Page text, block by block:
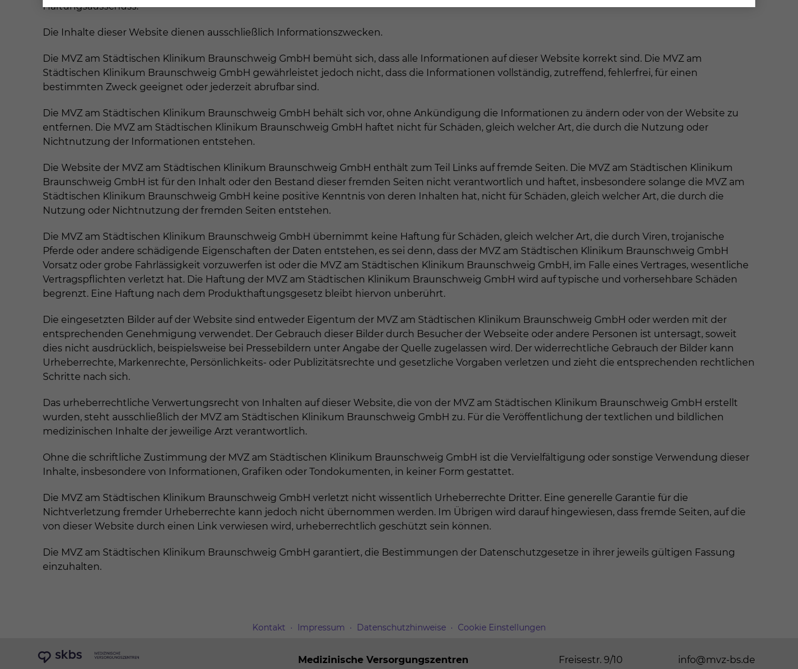
Haftungsausschuss:
Die Inhalte dieser Website dienen ausschließlich Informationszwecken.
Die MVZ am Städtischen Klinikum Braunschweig GmbH bemüht sich, dass alle Informationen auf dieser Website korrekt sind. Die MVZ am
Städtischen Klinikum Braunschweig GmbH gewährleistet jedoch nicht, dass die Informationen vollständig, zutreffend, fehlerfrei, für einen
bestimmten Zweck geeignet oder jederzeit abrufbar sind.
Die MVZ am Städtischen Klinikum Braunschweig GmbH behält sich vor, ohne Ankündigung die Informationen zu ändern oder von der Website zu
entfernen. Die MVZ am Städtischen Klinikum Braunschweig GmbH haftet nicht für Schäden, gleich welcher Art, die durch die Nutzung oder
Nichtnutzung der Informationen entstehen.
Die Website der MVZ am Städtischen Klinikum Braunschweig GmbH enthält zum Teil Links auf fremde Seiten. Die MVZ am Städtischen Klinikum
Braunschweig GmbH ist für den Inhalt oder den Bestand dieser fremden Seiten nicht verantwortlich und haftet, insbesondere solange die MVZ am
Städtischen Klinikum Braunschweig GmbH keine positive Kenntnis von deren Inhalten hat, nicht für Schäden, gleich welcher Art, die durch die
Nutzung oder Nichtnutzung der fremden Seiten entstehen.
Die MVZ am Städtischen Klinikum Braunschweig GmbH übernimmt keine Haftung für Schäden, gleich welcher Art, die durch Viren, trojanische
Pferde oder andere schädigende Eigenschaften der Daten entstehen, es sei denn, dass der MVZ am Städtischen Klinikum Braunschweig GmbH
Vorsatz oder grobe Fahrlässigkeit vorzuwerfen ist oder die MVZ am Städtischen Klinikum Braunschweig GmbH, im Falle eines Vertrages, wesentliche
Vertragspflichten verletzt hat. Die Haftung der MVZ am Städtischen Klinikum Braunschweig GmbH wird auf typische und vorhersehbare Schäden
begrenzt. Eine Haftung nach dem Produkthaftungsgesetz bleibt hiervon unberührt.
Die eingesetzten Bilder auf der Website sind entweder Eigentum der MVZ am Städtischen Klinikum Braunschweig GmbH oder werden mit der
entsprechenden Genehmigung verwendet. Der Gebrauch dieser Bilder durch Besucher der Webseite oder andere Personen ist untersagt, soweit
dies nicht ausdrücklich, beispielsweise bei Pressebildern unter Angabe der Quelle zugelassen wird. Der widerrechtliche Gebrauch der Bilder kann
Urheberrechte, Markenrechte, Persönlichkeits- oder Publizitätsrechte und gesetzliche Vorgaben verletzen und zieht die entsprechenden rechtlichen
Schritte nach sich.
Das urheberrechtliche Verwertungsrecht von Inhalten auf dieser Website, die von der MVZ am Städtischen Klinikum Braunschweig GmbH erstellt
wurden, steht ausschließlich der MVZ am Städtischen Klinikum Braunschweig GmbH zu. Für die Veröffentlichung der textlichen und bildlichen
medizinischen Inhalte der jeweilige Arzt verantwortlich.
Ohne die schriftliche Zustimmung der MVZ am Städtischen Klinikum Braunschweig GmbH ist die Vervielfältigung oder sonstige Verwendung dieser
Inhalte, insbesondere von Informationen, Grafiken oder Tondokumenten, in keiner Form gestattet.
Die MVZ am Städtischen Klinikum Braunschweig GmbH verletzt nicht wissentlich Urheberrechte Dritter. Eine generelle Garantie für die
Nichtverletzung fremder Urheberrechte kann jedoch nicht übernommen werden. Im Übrigen wird darauf hingewiesen, dass fremde Seiten, auf die
von dieser Website durch einen Link verwiesen wird, urheberrechtlich geschützt sein können.
Die MVZ am Städtischen Klinikum Braunschweig GmbH garantiert, die Bestimmungen der Datenschutzgesetze in ihrer jeweils gültigen Fassung
einzuhalten.
Kontakt Impressum Datenschutzhinweise Cookie Einstellungen
Medizinische Versorgungszentren
Freisestr. 9/10
info@mvz-bs.de